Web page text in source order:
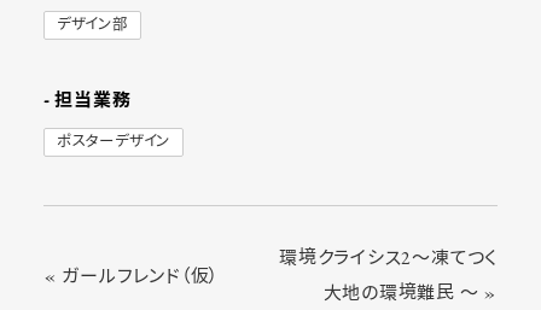
デザイン部
- 担当業務
ポスターデザイン
« ガールフレンド（仮）
環境クライシス2〜凍てつく
大地の環境難民 〜 »